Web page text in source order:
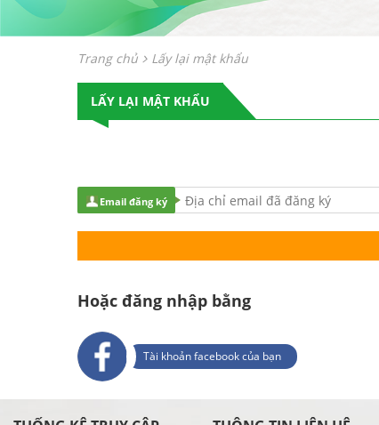
Trang chủ Lấy lại mật khẩu
LẤY LẠI MẬT KHẨU
Email đăng ký
Hoặc đăng nhập bằng
Tài khoản facebook của bạn